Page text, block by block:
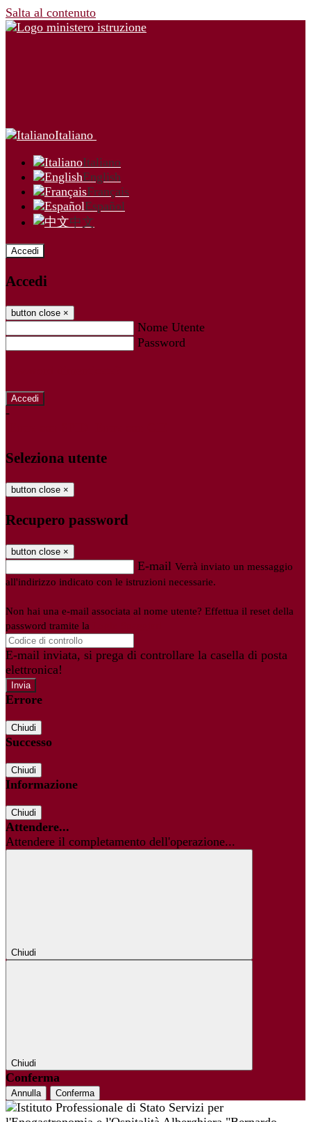
Salta al contenuto
Italiano
Italiano
English
Français
Español
中文
Accedi
Accedi
button close ×
Nome Utente
Password
-
Seleziona utente
button close ×
Recupero password
button close ×
E-mail Verrà inviato un messaggio
all'indirizzo indicato con le istruzioni necessarie.
Non hai una e-mail associata al nome utente? Effettua il reset della
password tramite la
E-mail inviata, si prega di controllare la casella di posta
elettronica!
Errore
Chiudi
Successo
Chiudi
Informazione
Chiudi
Attendere...
Attendere il completamento dell'operazione...
Chiudi
Chiudi
Conferma
Annulla Conferma